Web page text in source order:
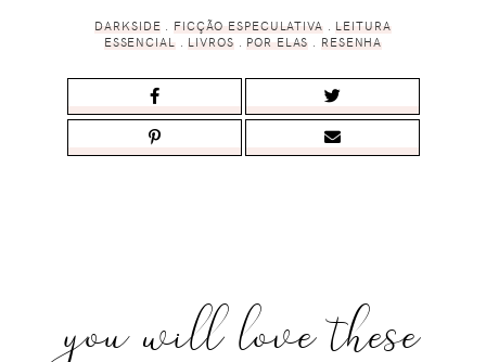
DARKSIDE FICÇÃO ESPECULATIVA
LEITURA
ESSENCIAL
LIVROS POR ELAS RESENHA
you will love these